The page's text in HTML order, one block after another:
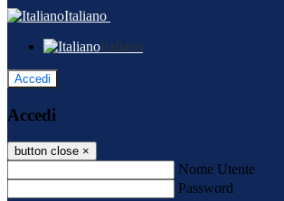
Italiano
Italiano
Accedi
Accedi
button close ×
Nome Utente
Password